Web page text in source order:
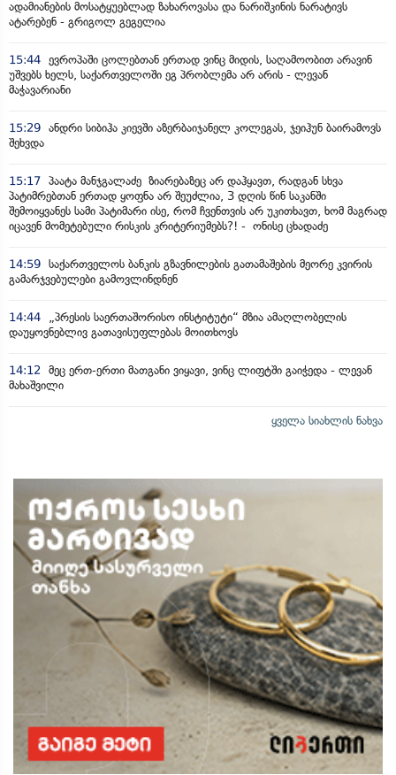
ადამიანების მოსატყუებლად ზახაროვასა და ნარიშკინის ნარატივს
ატარებენ - გრიგოლ გეგელია
15:44 ევროპაში ცოლებთან ერთად ვინც მიდის, საღამოობით არავინ
უშვებს ხელს, საქართველოში ეგ პრობლემა არ არის - ლევან
მაჭავარიანი
15:29 ანდრი სიბიჰა კიევში აზერბაიჯანელ კოლეგას, ჯეიჰუნ ბაირამოვს
შეხვდა
15:17 პაატა მანჯგალაძე ზიარებაზეც არ დაჰყავთ, რადგან სხვა
პატიმრებთან ერთად ყოფნა არ შეუძლია, 3 დღის წინ საკანში
შემოიყვანეს სამი პატიმარი ისე, რომ ჩვენთვის არ უკითხავთ, ხომ მაგრად
იცავენ მომეტებული რისკის კრიტერიუმებს?! - ონისე ცხადაძე
14:59 საქართველოს ბანკის გზავნილების გათამაშების მეორე კვირის
გამარჯვებულები გამოვლინდნენ
14:44
„პრესის საერთაშორისო ინსტიტუტი“ მზია ამაღლობელის
დაუყოვნებლივ გათავისუფლებას მოითხოვს
14:12
მეც ერთ-ერთი მათგანი ვიყავი, ვინც ლიფტში გაიჭედა - ლევან
მახაშვილი
ყველა სიახლის ნახვა